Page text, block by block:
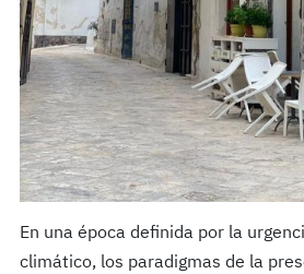
En una época definida por la
climático, los paradigmas de la